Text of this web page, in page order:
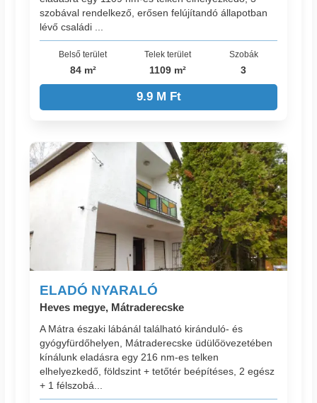
szobával rendelkező, erősen felújítandó állapotban
lévő családi ...
Belső terület
84 m²
Telek terület
1109 m²
Szobák
3
9.9 M Ft
ELADÓ NYARALÓ
Heves megye, Mátraderecske
A Mátra északi lábánál található kiránduló- és
gyógyfürdőhelyen, Mátraderecske üdülőövezetében
kínálunk eladásra egy 216 nm-es telken
elhelyezkedő, földszint + tetőtér beépítéses, 2 egész
+ 1 félszobá...